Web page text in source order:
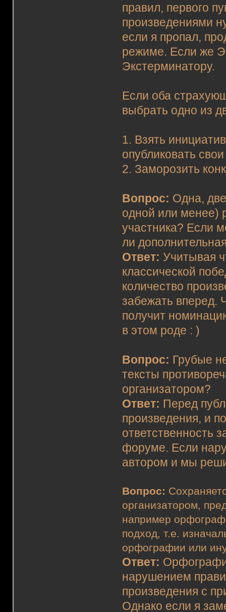
правил, первого
произведениями
если я пропал,
режиме. Если же
Экстерминатору.
Если оба
выбрать одно из
1. Взять
опубликовать
2. Заморозить
Вопрос: Одна,
одной или менее)
участника? Если
ли
Ответ: Учитывая
классической
количество
забежать вперед.
получит
в этом роде : )
Вопрос: Грубые
тексты
организатором?
Ответ: Перед
произведения, и
ответственность
форуме. Если
автором и мы
Вопрос:
организатором,
например
подход, т.е.
орфографии или
Ответ:
нарушением
произведения с
Однако если я